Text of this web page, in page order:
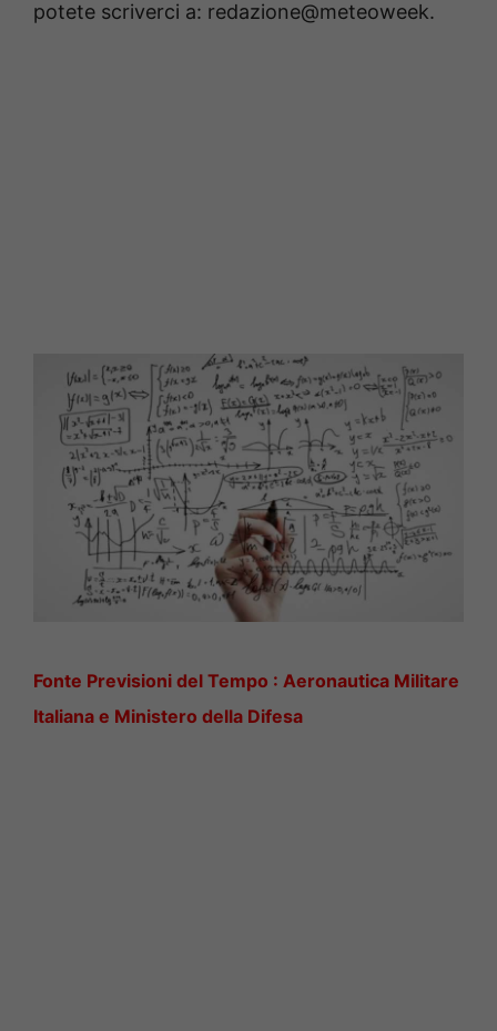
potete scriverci a: redazione@meteoweek.
Fonte Previsioni del Tempo : Aeronautica Militare
Italiana e Ministero della Difesa